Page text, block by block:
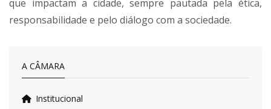
que impactam a cidade, sempre pautada pela ética,
responsabilidade e pelo diálogo com a sociedade.
A CÂMARA
Institucional